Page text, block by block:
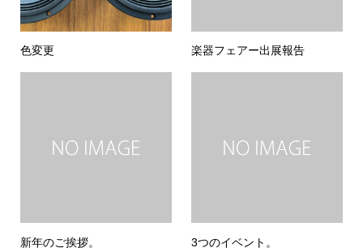
色変更 楽器フェアー出展報告
新年のご挨拶。 3つのイベント。